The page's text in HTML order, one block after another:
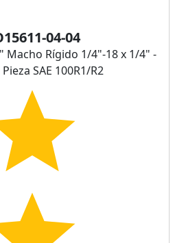
04-04
Macho Rígido 1/4"-18 x 1/4" -
SAE 100R1/R2